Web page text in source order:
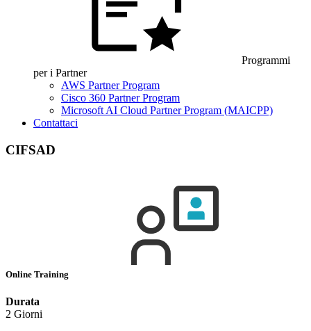
Programmi
per i Partner
AWS Partner Program
Cisco 360 Partner Program
Microsoft AI Cloud Partner Program (MAICPP)
Contattaci
CIFSAD
Online Training
Durata
2 Giorni